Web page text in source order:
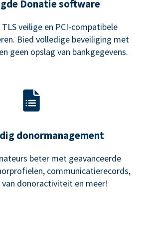
Donatie software
TLS veilige en PCI-compatibele
Bied volledige beveiliging met
geen opslag van bankgegevens.
donormanagement
beter met geavanceerde
communicatierecords,
donoractiviteit en meer!